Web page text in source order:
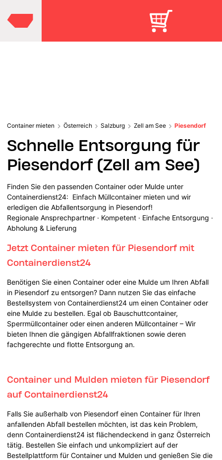
Container mieten Österreich Salzburg Zell am See Piesendorf
Schnelle Entsorgung für
Piesendorf (Zell am See)
Finden Sie den passenden Container oder Mulde unter
Containerdienst24: Einfach Müllcontainer mieten und wir
erledigen die Abfallentsorgung in Piesendorf!
Regionale Ansprechpartner · Kompetent · Einfache Entsorgung ·
Abholung & Lieferung
Jetzt Container mieten für Piesendorf mit
Containerdienst24
Benötigen Sie einen Container oder eine Mulde um Ihren Abfall
in Piesendorf zu entsorgen? Dann nutzen Sie das einfache
Bestellsystem von Containerdienst24 um einen Container oder
eine Mulde zu bestellen. Egal ob Bauschuttcontainer,
Sperrmüllcontainer oder einen anderen Müllcontainer – Wir
bieten Ihnen die gängigen Abfallfraktionen sowie deren
fachgerechte und flotte Entsorgung an.
Container und Mulden mieten für Piesendorf
auf Containerdienst24
Falls Sie außerhalb von Piesendorf einen Container für Ihren
anfallenden Abfall bestellen möchten, ist das kein Problem,
denn Containerdienst24 ist flächendeckend in ganz Österreich
tätig. Bestellen Sie einfach und unkompliziert auf der
Bestellplattform für Container und Mulden und genießen Sie die